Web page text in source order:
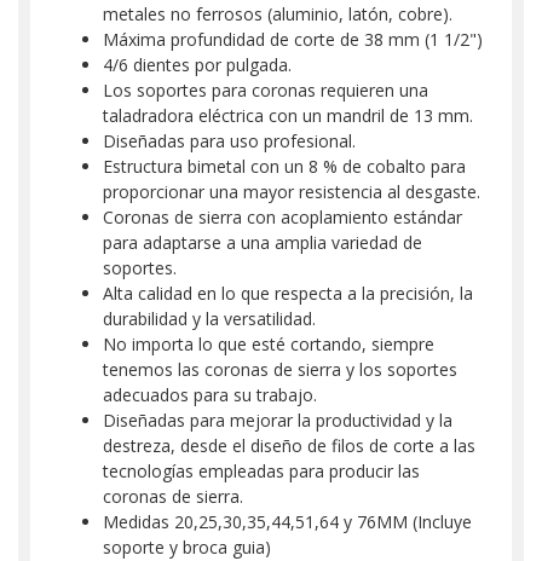
metales no ferrosos (aluminio, latón, cobre).
Máxima profundidad de corte de 38 mm (1 1/2")
4/6 dientes por pulgada.
Los soportes para coronas requieren una
taladradora eléctrica con un mandril de 13 mm.
Diseñadas para uso profesional.
Estructura bimetal con un 8 % de cobalto para
proporcionar una mayor resistencia al desgaste.
Coronas de sierra con acoplamiento estándar
para adaptarse a una amplia variedad de
soportes.
Alta calidad en lo que respecta a la precisión, la
durabilidad y la versatilidad.
No importa lo que esté cortando, siempre
tenemos las coronas de sierra y los soportes
adecuados para su trabajo.
Diseñadas para mejorar la productividad y la
destreza, desde el diseño de filos de corte a las
tecnologías empleadas para producir las
coronas de sierra.
Medidas 20,25,30,35,44,51,64 y 76MM (Incluye
soporte y broca guia)